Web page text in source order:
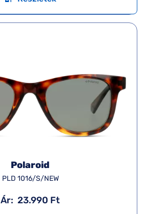
Polaroid
PLD 1016/S/NEW
Ár: 23.990 Ft